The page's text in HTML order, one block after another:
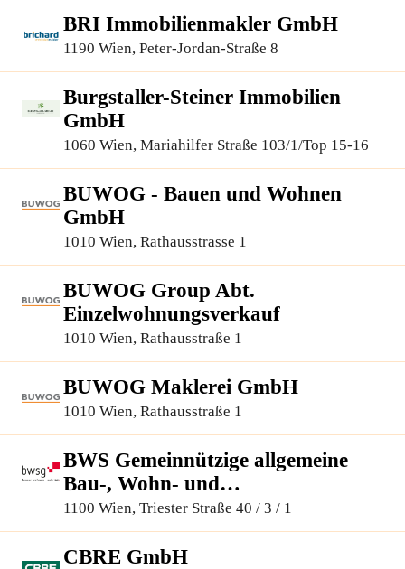
BRI Immobilienmakler GmbH
1190 Wien, Peter-Jordan-Straße 8
Burgstaller-Steiner Immobilien
GmbH
1060 Wien, Mariahilfer Straße 103/1/Top 15-16
BUWOG - Bauen und Wohnen
GmbH
1010 Wien, Rathausstrasse 1
BUWOG Group Abt.
Einzelwohnungsverkauf
1010 Wien, Rathausstraße 1
BUWOG Maklerei GmbH
1010 Wien, Rathausstraße 1
BWS Gemeinnützige allgemeine
Bau-, Wohn- und
Siedlungsgenossenschaft registrierte
Genossenschaft mit beschränkter
Haftung
1100 Wien, Triester Straße 40 / 3 / 1
CBRE GmbH